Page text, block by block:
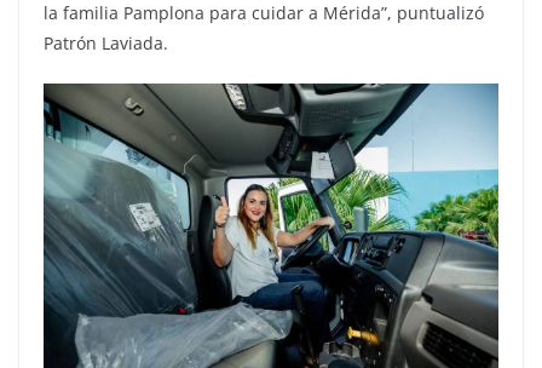
la familia Pamplona para cuidar a Mérida”, puntualizó
Patrón Laviada.